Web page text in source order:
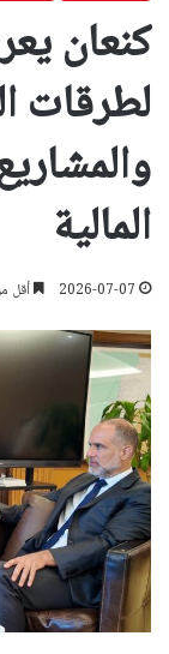
كنعان
لطرقات
المالية
2026-07-07 أقل